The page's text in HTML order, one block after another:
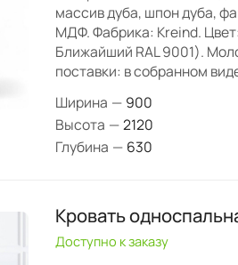
массив дуба, шпон дуба,
МДФ. Фабрика: Kreind.
Ближайший RAL 9001).
поставки: в собранном
Ширина — 900
Высота —2120
Глубина — 630
Кровать
Доступно к заказу